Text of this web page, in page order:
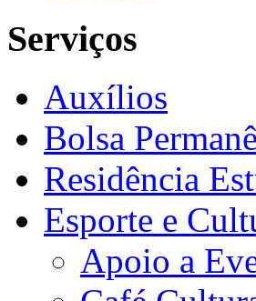
Serviços
Auxílios
Bolsa
Residência
Esporte e
Apoio a